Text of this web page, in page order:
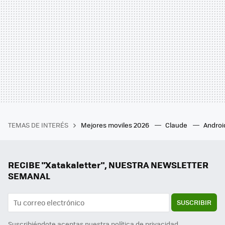
TEMAS DE INTERÉS Mejores moviles 2026 Claude
RECIBE "Xatakaletter", NUESTRA NEWSLETTER
SEMANAL
SUSCRIBIR